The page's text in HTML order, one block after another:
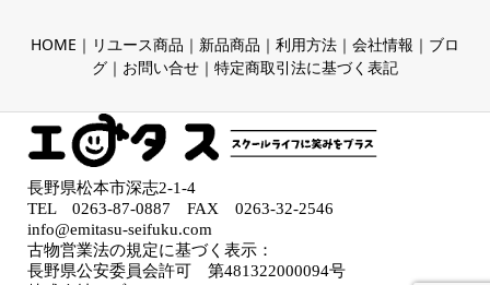
HOME ｜ リユース商品 ｜ 新品商品 ｜ 利用方法 ｜ 会社情報 ｜ ブロ
グ ｜ お問い合せ ｜ 特定商取引法に基づく表記
長野県松本市深志2-1-4
TEL 0263-87-0887 FAX 0263-32-2546
info@emitasu-seifuku.com
古物営業法の規定に基づく表示：
長野県公安委員会許可 第481322000094号